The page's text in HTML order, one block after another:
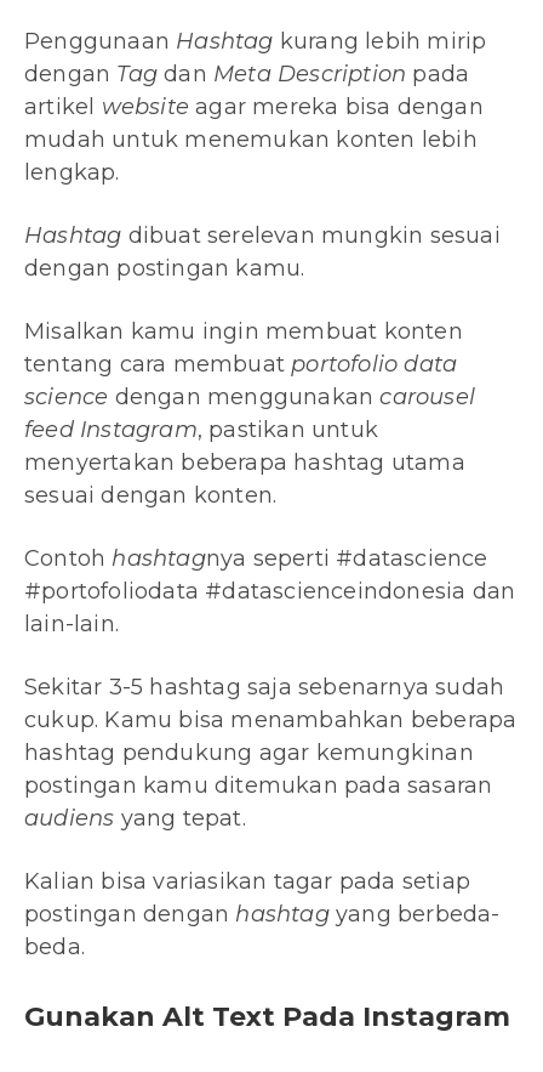
Penggunaan Hashtag kurang lebih mirip
dengan Tag dan Meta Description pada
artikel website agar mereka bisa dengan
mudah untuk menemukan konten lebih
lengkap.
Hashtag dibuat serelevan mungkin sesuai
dengan postingan kamu.
Misalkan kamu ingin membuat konten
tentang cara membuat portofolio data
science dengan menggunakancarousel
feed Instagram, pastikan untuk
menyertakan beberapa hashtag utama
sesuai dengan konten.
Contoh hashtagnya seperti #datascience
#portofoliodata #datascienceindonesia dan
lain-lain.
Sekitar 3-5 hashtag saja sebenarnya sudah
cukup. Kamu bisa menambahkan beberapa
hashtag pendukung agar kemungkinan
postingan kamu ditemukan pada sasaran
audiens yang tepat.
Kalian bisa variasikan tagar pada setiap
postingan dengan hashtagyang berbeda-
beda.
Gunakan Alt Text Pada Instagram